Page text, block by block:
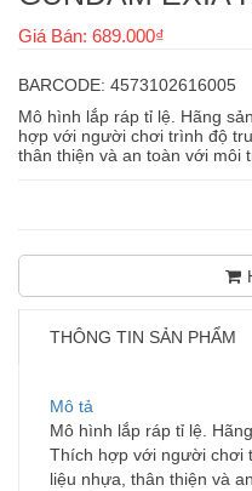
Giá Bán: 689.000₫
BARCODE: 4573102616005
Mô hình lắp ráp tỉ lệ. Hãng
hợp với người chơi trình độ
thân thiện và an toàn với môi
THÔNG TIN SẢN PHẨM
Mô tả
Mô hình lắp ráp tỉ lệ.
Thích hợp với người chơi
liệu nhựa, thân thiện và